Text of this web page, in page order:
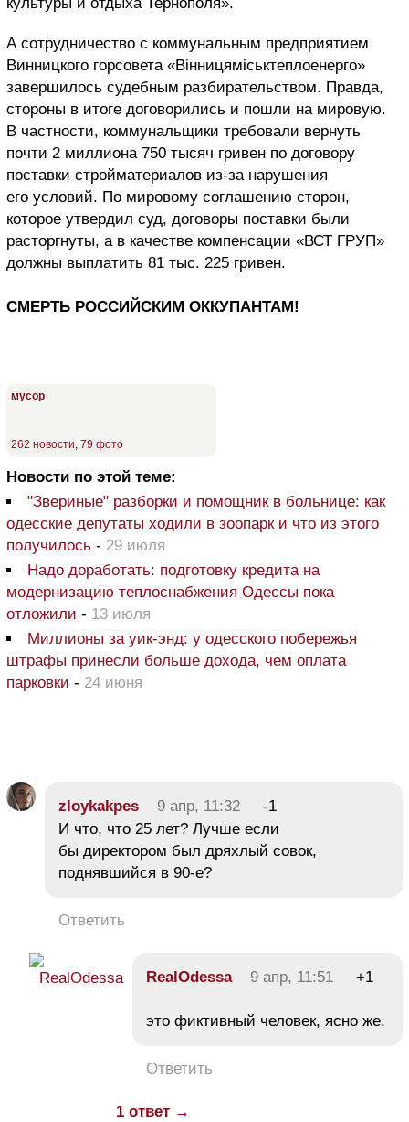
А сотрудничество с коммунальным предприятием
Винницкого горсовета «Вінницяміськтеплоенерго»
завершилось судебным разбирательством. Правда,
стороны в итоге договорились и пошли на мировую.
В частности, коммунальщики требовали вернуть
почти 2 миллиона 750 тысяч гривен по договору
поставки стройматериалов из-за нарушения
его условий. По мировому соглашению сторон,
которое утвердил суд, договоры поставки были
расторгнуты, а в качестве компенсации «ВСТ ГРУП»
должны выплатить 81 тыс. 225 гривен.
СМЕРТЬ РОССИЙСКИМ ОККУПАНТАМ!
мусор
262 новости, 79 фото
Новости по этой теме:
"Звериные" разборки и помощник в больнице: как
одесские депутаты ходили в зоопарк и что из этого
получилось - 29 июля
Надо доработать: подготовку кредита на
модернизацию теплоснабжения Одессы пока
отложили - 13 июля
Миллионы за уик-энд: у одесского побережья
штрафы принесли больше дохода, чем оплата
парковки - 24 июня
zloykakpes 9 апр, 11:32
-1
И что, что 25 лет? Лучше если
бы директором был дряхлый совок,
поднявшийся в 90-е?
Ответить
RealOdessa 9 апр, 11:51 +1
это фиктивный человек, ясно же.
Ответить
1 ответ →